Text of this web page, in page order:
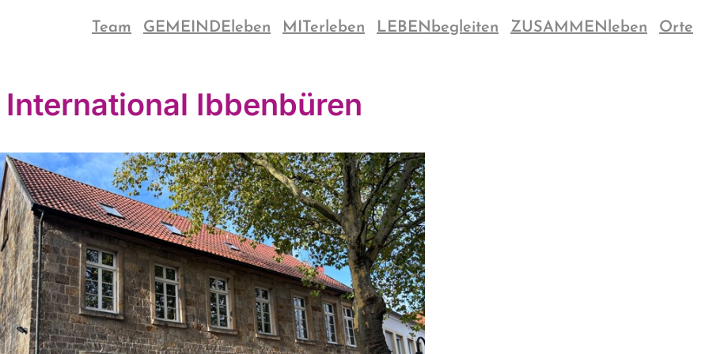
Team GEMEINDEleben MITerleben LEBENbegleiten ZUSAMMENleben Orte
Ibbenbüren